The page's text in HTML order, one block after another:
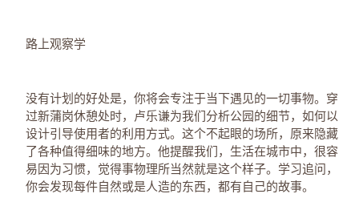
路上观察学
没有计划的好处是，你将会专注于当下遇见的一切事物。穿
过新蒲岗休憩处时，卢乐谦为我们分析公园的细节，如何以
设计引导使用者的利用方式。这个不起眼的场所，原来隐藏
了各种值得细味的地方。他提醒我们，生活在城市中，很容
易因为习惯，觉得事物理所当然就是这个样子。学习追问，
你会发现每件自然或是人造的东西，都有自己的故事。